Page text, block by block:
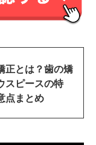
正とは？歯の矯
スピースの特
点まとめ